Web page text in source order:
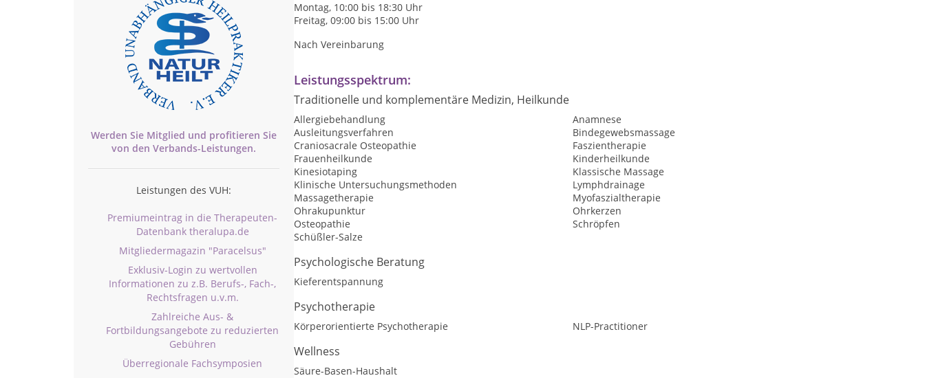
Werden Sie Mitglied und profitieren Sie
von den Verbands-Leistungen.
Leistungen des VUH:
Premiumeintrag in die Therapeuten-
Datenbank theralupa.de
Mitgliedermagazin "Paracelsus"
Exklusiv-Login zu wertvollen
Informationen zu z.B. Berufs-, Fach-,
Rechtsfragen u.v.m.
Zahlreiche Aus- &
Fortbildungsangebote zu reduzierten
Gebühren
Überregionale Fachsymposien
Montag, 10:00 bis 18:30 Uhr
Freitag, 09:00 bis 15:00 Uhr
Nach Vereinbarung
Leistungsspektrum:
Traditionelle und komplementäre Medizin, Heilkunde
Allergiebehandlung
Anamnese
Ausleitungsverfahren
Bindegewebsmassage
Craniosacrale Osteopathie
Faszientherapie
Frauenheilkunde
Kinderheilkunde
Kinesiotaping
Klassische Massage
Klinische Untersuchungsmethoden
Lymphdrainage
Massagetherapie
Myofaszialtherapie
Ohrakupunktur
Ohrkerzen
Osteopathie
Schröpfen
Schüßler-Salze
Psychologische Beratung
Kieferentspannung
Psychotherapie
Körperorientierte Psychotherapie NLP-Practitioner
Wellness
Säure-Basen-Haushalt